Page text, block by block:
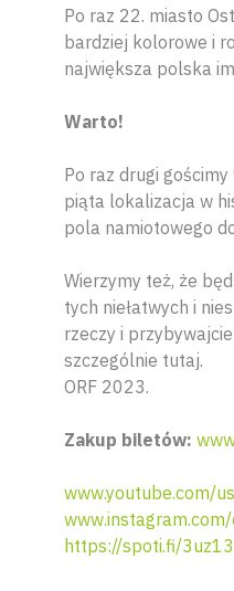
Po raz 22. miasto
bardziej kolorowe i
największa polska
Warto!
Po raz drugi
piąta lokalizacja w
pola namiotowego
Wierzymy też, że
tych niełatwych i
rzeczy i
szczególnie tutaj.
ORF 2023.
Zakup biletów:
www.youtube.com/
https://spoti.fi/